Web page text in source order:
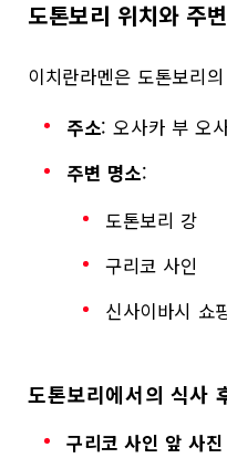
도톤보리 위치와 주
이치란라멘은 도톤보리
주소: 오사카 부 오
주변 명소:
도톤보리 강
구리코 사인
신사이바시 쇼
도톤보리에서의 식사
구리코 사인 앞 사